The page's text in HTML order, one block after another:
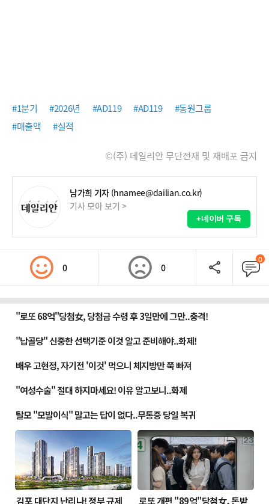
#1분기 #2026년 #AD119 #AD119
#동원그룹
#매출액
#실적
©(주) 데일리안 무단전재 및 재배포 금지
남가희 기자 (hnamee@dailian.co.kr)
기사 모아 보기 >
+네이버 구독
0 0
0